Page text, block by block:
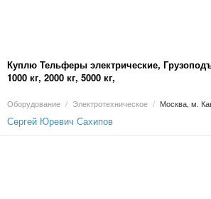
Куплю Тельферы электрические,
1000 кг, 2000 кг, 5000 кг,
Оборудование / Электротехническое / Москва, м.
Сергей Юревич Сахипов